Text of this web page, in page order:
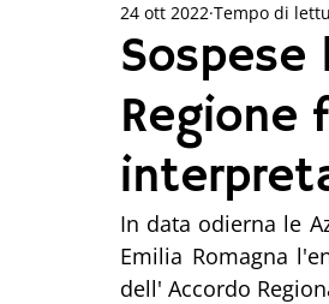
Regione
24 ott 2022 Tempo di
In data odierna le
Emilia Romagna
dell' Accordo